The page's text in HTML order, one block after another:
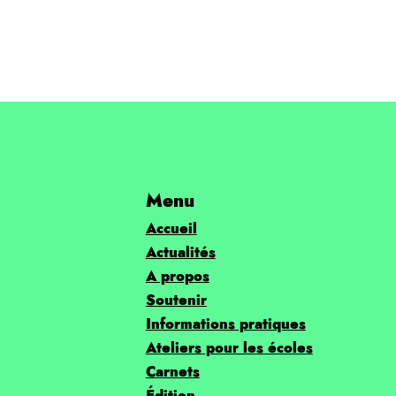
Menu
Accueil
Actualités
A propos
Soutenir
Informations pratiques
Ateliers pour les écoles
Carnets